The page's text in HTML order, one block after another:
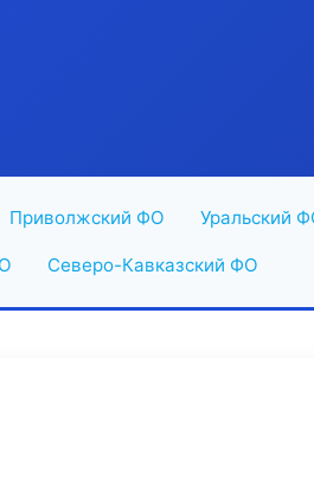
Приволжский ФО Уральский
Северо-Кавказский ФО